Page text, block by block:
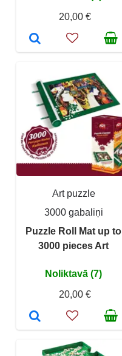
20,00 €
Art puzzle
3000 gabaliņi
Puzzle Roll Mat up to
3000 pieces Art
Noliktavā (7)
20,00 €